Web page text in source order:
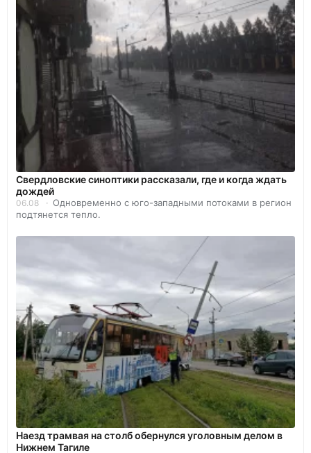
Свердловские синоптики рассказали, где и когда ждать
дождей
06.08
Одновременно с юго-западными потоками в регион
подтянется тепло.
Наезд трамвая на столб обернулся уголовным делом в
Нижнем Тагиле